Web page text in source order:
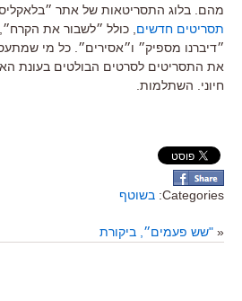
מהם. בלוג התסריטאות של אתר
תסריטים חדשים
״דיברנו מספיק״ ו״אסירים״. כל מי
את התסריטים לסרטים הבולטים בעונת
חיוני. השתלמות.
Categories: בשוטף
« "שש פעמים״, ביקורת